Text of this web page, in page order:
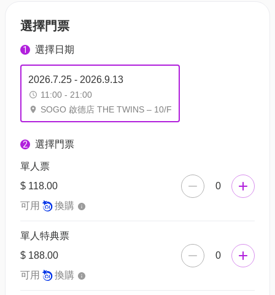
選擇門票
1 選擇日期
2026.7.25 - 2026.9.13
11:00 - 21:00
SOGO 啟德店 THE TWINS – 10/F
2 選擇門票
單人票
$ 118.00
可用
換購
0
單人特典票
$ 188.00
可用
換購
0